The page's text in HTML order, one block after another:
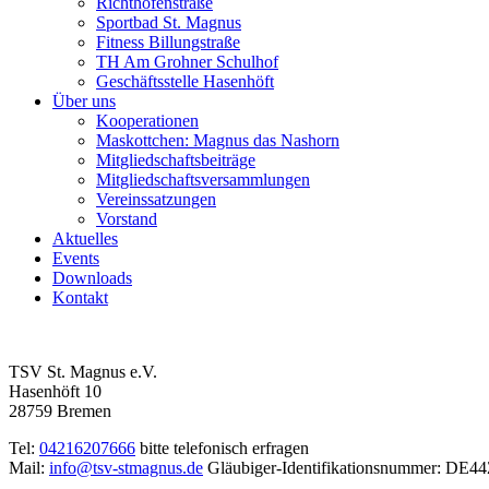
Sportbad St. Magnus
Fitness Billungstraße
TH Am Grohner Schulhof
Geschäftsstelle Hasenhöft
Über uns
Kooperationen
Maskottchen: Magnus das Nashorn
Mitgliedschaftsbeiträge
Mitgliedschaftsversammlungen
Vereinssatzungen
Vorstand
Aktuelles
Events
Downloads
Kontakt
TSV St. Magnus e.V.
Hasenhöft 10
28759 Bremen
Tel: 04216207666 bitte telefonisch erfragen
Mail: info@tsv-stmagnus.de Gläubiger-Identifikationsnummer: